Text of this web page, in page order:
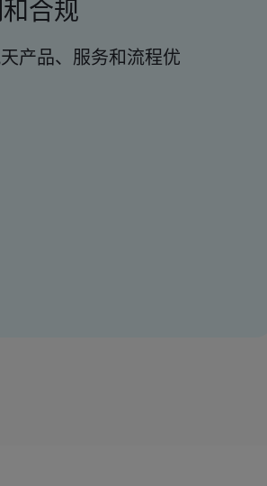
合规
产品、服务和流程优